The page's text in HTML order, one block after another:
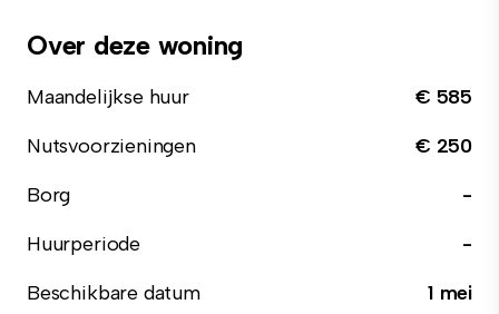
Over deze woning
Maandelijkse huur
€ 585
Nutsvoorzieningen
€ 250
Borg
-
Huurperiode
-
Beschikbare datum
1 mei